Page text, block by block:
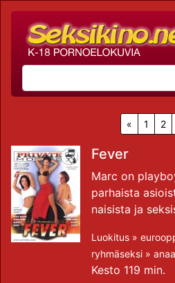
« 1 2
Fever
Marc on
parhaista
naisista ja
Luokitus »
ryhmäseksi »
Kesto 119 min.